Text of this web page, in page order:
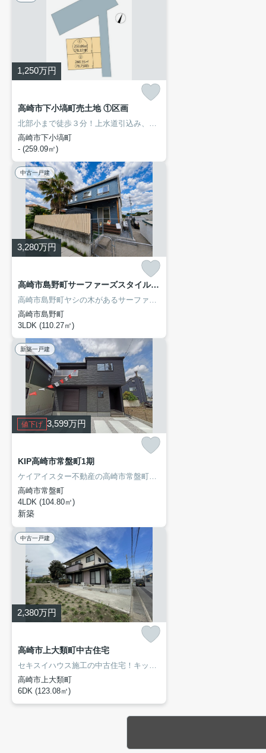
1,250万円
高崎市下小塙町売土地 ①区画
北部小まで徒歩３分！上水道引込み、造成済み売土地！平屋建築も可能エリアです！
高崎市下小塙町
- (259.09㎡)
中古一戸建
3,280万円
高崎市島野町サーファーズスタイルの家
高崎市島野町ヤシの木があるサーファーズスタイルの中古住宅です
高崎市島野町
3LDK (110.27㎡)
新築一戸建
値下げ 3,599万円
KIP高崎市常盤町1期
ケイアイスター不動産の高崎市常盤町新築住宅！仲介手数料無料！
高崎市常盤町
4LDK (104.80㎡)
新築
中古一戸建
2,380万円
高崎市上大類町中古住宅
セキスイハウス施工の中古住宅！キッチン・２階洗面台・２階トイレは新品交換済み！他リフォーム歴もあって程度良好です！ミニキッチン付きなので２世帯住宅としても良いですね！都市ガスの引込み利用も可能です！
高崎市上大類町
6DK (123.08㎡)